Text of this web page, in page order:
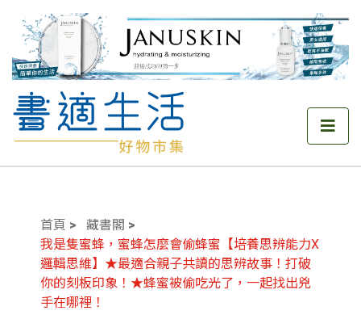
首頁
藏書閣
我是隻蜜蜂，蜜蜂怎麼會偷蜂蜜【培養思辨能力X
邏輯思維】★最適合親子共讀的思辨故事！打破
你的刻板印象！★蜂蜜被偷吃光了，一起找出兇
手在哪裡！